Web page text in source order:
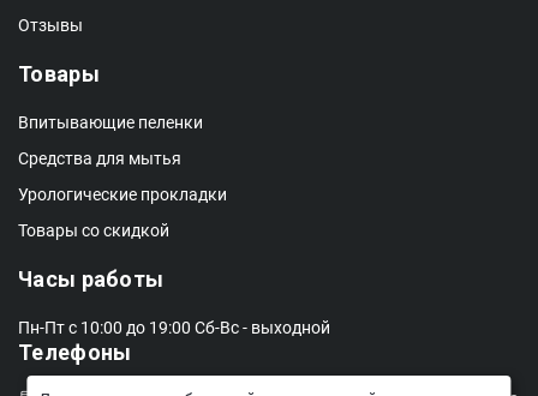
Отзывы
Товары
Впитывающие пеленки
Средства для мытья
Урологические прокладки
Товары со скидкой
Часы работы
Пн-Пт с 10:00 до 19:00 Сб-Вс - выходной
Телефоны